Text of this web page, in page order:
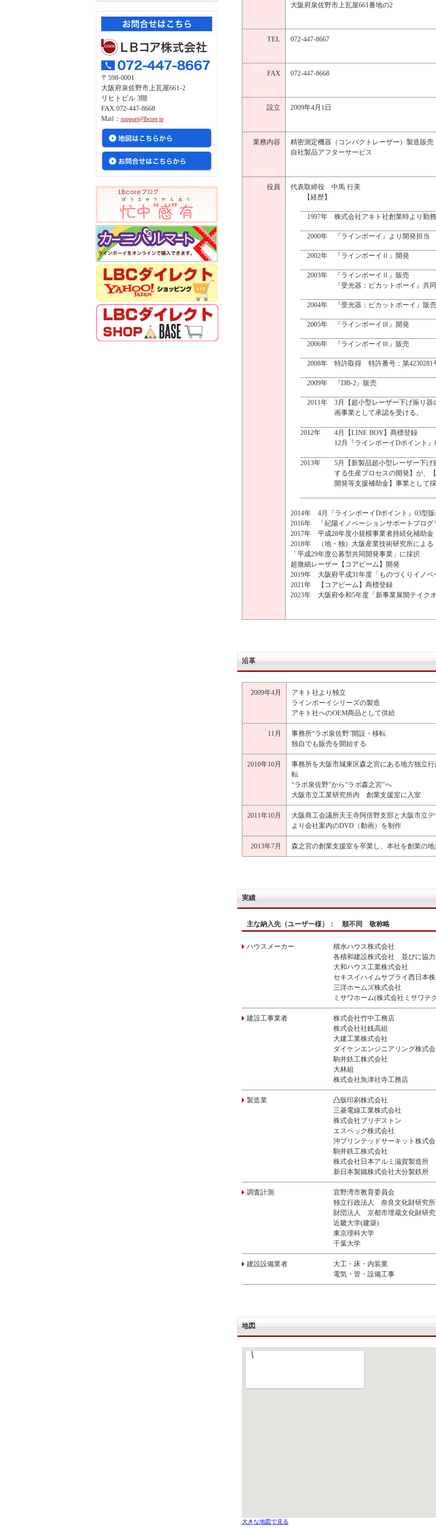
大阪府泉佐野市上瓦屋661番地の2
TEL 072-447-8667
FAX 072-447-8668
設立 2009年4月1日
業務内容
精密測定機器（コンパクトレーザー）製造販売
自社製品アフターサービス
役員
代表取締役 中馬 行美
【経歴】
1997年 株式会社アキト社創業時より勤
2000年 『ラインボーイ』より開発担当
2002年 『ラインボーイⅡ』開発
2003年
『ラインボーイⅡ』販売
『受光器：ピカットボーイ』共
2004年 『受光器：ピカットボーイ』販売
2005年 『ラインボーイⅢ』開発
2006年 『ラインボーイⅢ』販売
2008年 特許取得 特許番号：第4230281
2009年 『DB-2』販売
2011年
3月【超小型レーザー下げ振り
画事業として承認を受ける。
2012年
4月【LINE BOY】商標登録
12月『ラインボーイDポイント
2013年
5月【新製品超小型レーザー下
する生産プロセスの開発】が、
開発等支援補助金】事業として採
2014年 4月『ラインボーイDポイント』03型
2016年 「紀陽イノベーションサポートプロ
2017年 平成28年度小規模事業者持続化補助
2018年 （地・独）大阪産業技術研究所による
「平成29年度公募型共同開発事業」に採択
超微細レーザー【コアビーム】開発
2019年 大阪府平成31年度「ものづくりイノベ
2021年 【コアビーム】商標登録
2023年 大阪府令和5年度「新事業展開テイク
沿革
2009年4月
アキト社より独立
ラインボーイシリーズの製造
アキト社へのOEM商品として供給
11月
事務所“ラボ泉佐野”開設・移転
独自でも販売を開始する
2010年10月
事務所を大阪市城東区森之宮にある地方独立
転
“ラボ泉佐野”から“ラボ森之宮”へ
大阪市立工業研究所内 創業支援室に入室
2011年10月
大阪商工会議所天王寺阿倍野支部と大阪市立
より会社案内のDVD（動画）を制作
2013年7月 森之宮の創業支援室を卒業し、本社を創業の地
実績
主な納入先（ユーザー様）： 順不同 敬称略
ハウスメーカー
積水ハウス株式会社
各積和建設株式会社 並びに協
大和ハウス工業株式会社
セキスイハイムサプライ西日本
三洋ホームズ株式会社
ミサワホーム(株式会社ミサワテ
建設工事業者
株式会社竹中工務店
株式会社社銭高組
大建工業株式会社
ダイケンエンジニアリング株式
駒井鉄工株式会社
大林組
株式会社魚津社寺工務店
製造業
凸版印刷株式会社
三菱電線工業株式会社
株式会社ブリヂストン
エスペック株式会社
沖プリンテッドサーキット株式
駒井鉄工株式会社
株式会社日本アルミ滋賀製造所
新日本製鐵株式会社大分製鉄所
調査計測
宜野湾市教育委員会
独立行政法人 奈良文化財研究所
財団法人 京都市埋蔵文化財研
近畿大学(建築)
東京理科大学
千葉大学
建設設備業者
大工・床・内装業
電気・管・設備工事
地図
大きな地図で見る
〒598-0001
大阪府泉佐野市上瓦屋661-2
リヒトビル 3階
FAX:072-447-8668
Mail： support@lbcore.jp